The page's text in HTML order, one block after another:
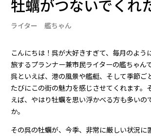
牡蠣がつないでくれ
ライター 艦ちゃん
こんにちは！呉が大好きすぎて、毎月のよう
旅するプランナー兼市民ライターの艦ちゃんで
呉といえば、港の風景や艦艇、そして季節ご
たびにこの街の魅力を感じさせてくれます。
えば、やはり牡蠣を思い浮かべる方も多いの
か。
その呉の牡蠣が、今季、非常に厳しい状況に